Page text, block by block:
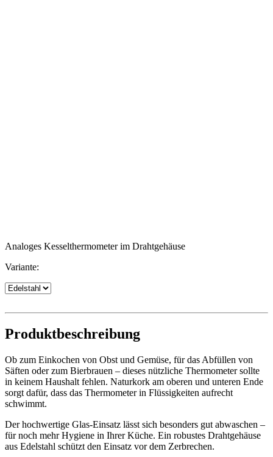
Analoges Kesselthermometer im Drahtgehäuse
Variante:
Produktbeschreibung
Ob zum Einkochen von Obst und Gemüse, für das Abfüllen von
Säften oder zum Bierbrauen – dieses nützliche Thermometer sollte
in keinem Haushalt fehlen. Naturkork am oberen und unteren Ende
sorgt dafür, dass das Thermometer in Flüssigkeiten aufrecht
schwimmt.
Der hochwertige Glas-Einsatz lässt sich besonders gut abwaschen –
für noch mehr Hygiene in Ihrer Küche. Ein robustes Drahtgehäuse
aus Edelstahl schützt den Einsatz vor dem Zerbrechen.